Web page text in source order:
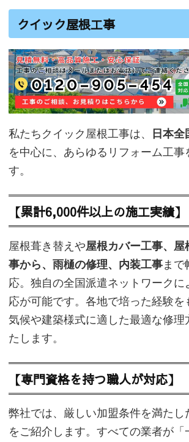
クイック屋根工事
私たちクイック屋根工事は、 日本全
を中心に、あらゆるリフォーム工事
す。
【累計6,000件以上の施工実績】
屋根葺き替えや屋根カバー工事、屋
事から、雨樋の修理、内装工事ま
応。独自の全国派遣ネットワークに
応が可能です。各地で培った経験を
気候や建築様式に適した最適な修理
たします。
【専門資格を持つ職人が対応】
弊社では、厳しい加盟条件を満たし
をご紹介します。すべての業者が「